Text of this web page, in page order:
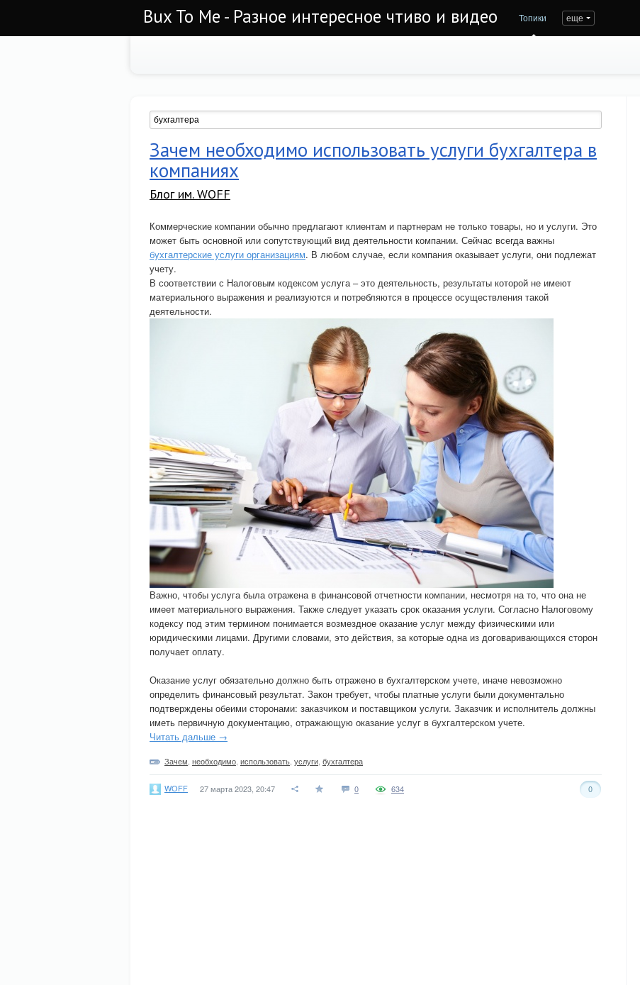
Bux To Me - Разное интересное чтиво и видео Топики еще
Зачем необходимо использовать услуги бухгалтера в
компаниях
Блог им. WOFF
Коммерческие компании обычно предлагают клиентам и партнерам не только товары, но и услуги. Это
может быть основной или сопутствующий вид деятельности компании. Сейчас всегда важны
бухгалтерские услуги организациям. В любом случае, если компания оказывает услуги, они подлежат
учету.
В соответствии с Налоговым кодексом услуга – это деятельность, результаты которой не имеют
материального выражения и реализуются и потребляются в процессе осуществления такой
деятельности.
Важно, чтобы услуга была отражена в финансовой отчетности компании, несмотря на то, что она не
имеет материального выражения. Также следует указать срок оказания услуги. Согласно Налоговому
кодексу под этим термином понимается возмездное оказание услуг между физическими или
юридическими лицами. Другими словами, это действия, за которые одна из договаривающихся сторон
получает оплату.
Оказание услуг обязательно должно быть отражено в бухгалтерском учете, иначе невозможно
определить финансовый результат. Закон требует, чтобы платные услуги были документально
подтверждены обеими сторонами: заказчиком и поставщиком услуги. Заказчик и исполнитель должны
иметь первичную документацию, отражающую оказание услуг в бухгалтерском учете.
Читать дальше →
Зачем необходимо использовать услуги бухгалтера
WOFF 27 марта 2023, 20:47 0 0
634